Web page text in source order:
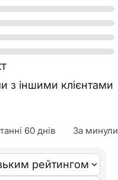
з іншими клієнтами
60 днів За
рейтингом